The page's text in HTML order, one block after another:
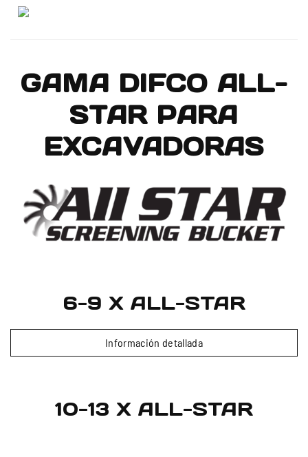
GAMA DIFCO ALL-
STAR PARA
EXCAVADORAS
6-9 X ALL-STAR
Información detallada
10-13 X ALL-STAR